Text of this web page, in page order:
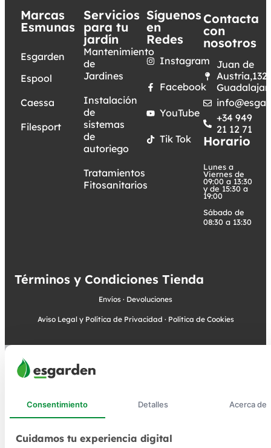
Marcas
Esmunas
Esgarden
Espool
Caessa
Filesport
Servicios
para tu
jardín
Mantenimiento
de
Jardines
Instalación
de
sistemas
de
autoriego
Tratamientos
Fitosanitarios
Síguenos
en
Redes
Instagram
Facebook
YouTube
Tik Tok
Contacta
con
nosotros
Juan de
Austria,132.
+34 949
21 12 71
Horario
Lunes a
Viernes de
09:00 a 13:30
y de 15:30 a
19:00
Sábado de
08:30 a 13:30
Términos y Condiciones Tienda
Envíos · Devoluciones
Aviso Legal y Política de Privacidad · Política de Cookies
Consentimiento Detalles Acerca de
Cuidamos tu experiencia digital